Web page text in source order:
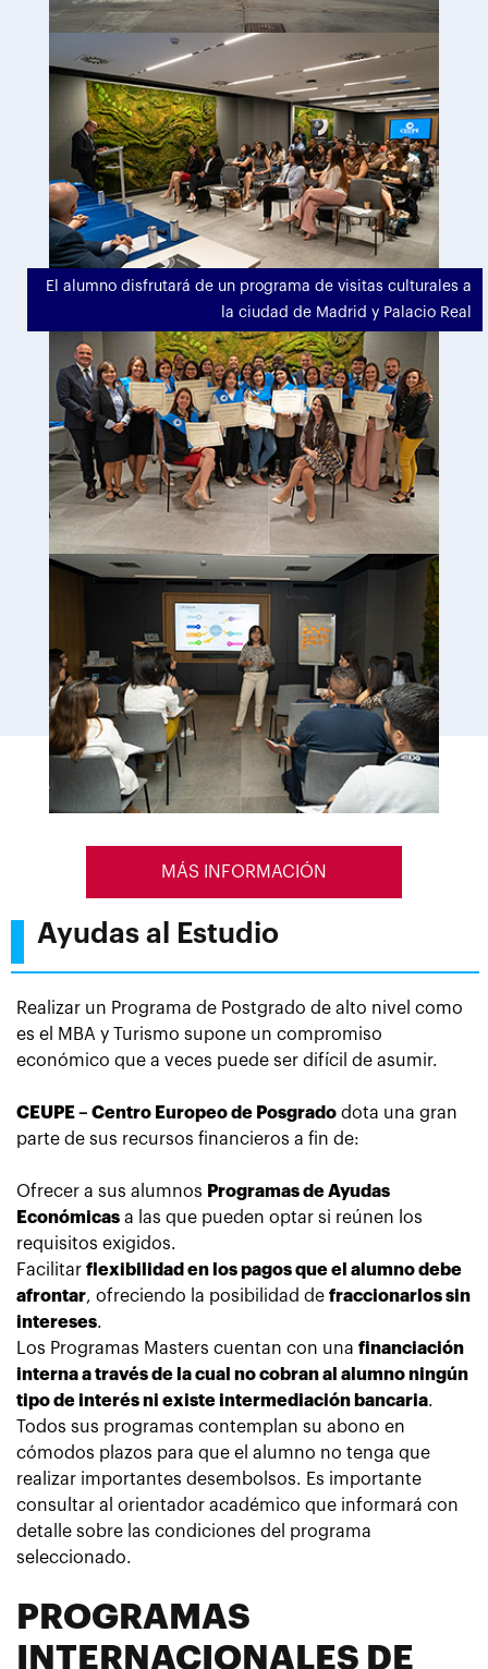
El alumno disfrutará de un programa de visitas culturales a
la ciudad de Madrid y Palacio Real
MÁS INFORMACIÓN
Ayudas al Estudio
Realizar un Programa de Postgrado de alto nivel como
es el
MBA y Turismo supone un compromiso
económico que a veces puede ser difícil de asumir.
CEUPE – Centro Europeo de Posgrado dota una gran
parte de sus recursos financieros a fin de:
Ofrecer a sus alumnos Programas de Ayudas
Económicas a las que pueden optar si reúnen los
requisitos exigidos.
Facilitar flexibilidad en los pagos que el alumno debe
afrontar, ofreciendo la posibilidad de fraccionarlos sin
intereses.
Los Programas Masters cuentan con una financiación
interna a través de la cual no cobran al alumno ningún
tipo de interés ni existe intermediación bancaria.
Todos sus programas contemplan su abono en
cómodos plazos para que el alumno no tenga que
realizar importantes desembolsos. Es importante
consultar al orientador académico que informará con
detalle sobre las condiciones del programa
seleccionado.
PROGRAMAS
INTERNACIONALES DE